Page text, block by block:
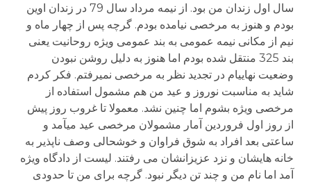
سال اول زندان من بود. از نیمه مرداد سال 79 در زندان اوین
بودم و هنوز به مرخصی نیامده بودم. گرچه پس از چهار ماه و
نیم از مکانی نیمه عمومی به بند عمومی ویژه روحانیت یعنی
بند 325 منتقل شده بودم اما هنوز به دلیل روشن نبودن
وضعیت نهایی­ام در تجدید نظر به مرخصی نمی­رفتم. فکر کردم
شاید به مناسبت نوروز و عید من هم مشمول استفاده از
مرخصی ویژه بشوم اما چنین نشد. معمولا تا غروب روز پیش
از روز اول فروردین آمار مشمولان مرخصی عید می­آمد و
ساعتی بعد افراد به شوق فراوان و خوشحالی وصف ناپذیر به
خانه هایشان و نزد عزیزانشان می رفتند. لیست از دادگاه ویژه
آمد اما نام من و چند تن دیگر نبود. گرچه برای من تا حدودی